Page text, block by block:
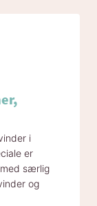
i
er
særlig
og